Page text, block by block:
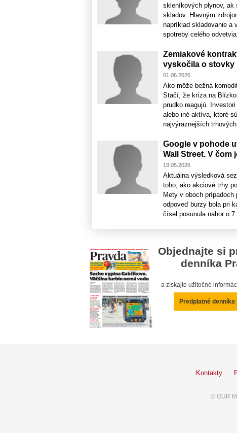
skleníkových plynov, ak
skladov. Hlavným
napríklad skladovanie a
spotreby celého
Zemiakové
vyskočila o stovky
01.06.2026
Ako môže bežná
Stačí, že kríza na
prudko reagujú.
alebo iné aktíva, ktoré
najvýraznejších
Google v pohode
Wall Street. V čom
19.05.2026
Aktuálna výsledková
toho, ako akciové trhy
Mety v oboch
odpoveď burzy bola pri
čísel posunula nahor o 7
Objednajte si
denníka
a získajte užitočné
Predplatné denníka
Kontakty
© OUR